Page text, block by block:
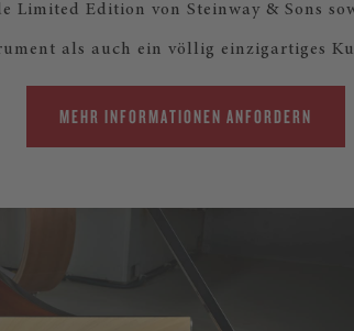
Limited Edition von Steinway & Sons
als auch ein völlig einzigartiges
MEHR INFORMATIONEN ANFORDERN